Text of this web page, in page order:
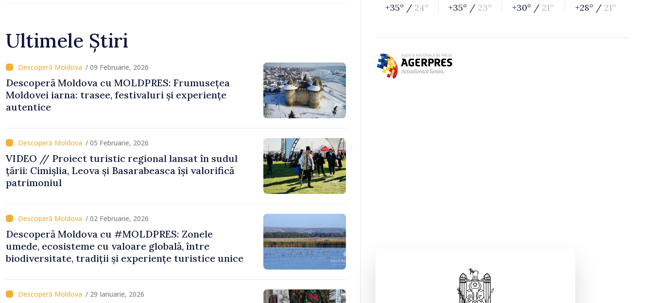
Ultimele Știri
/ 09 Februarie, 2026
Descoperă Moldova cu MOLDPRES: Frumusețea
Moldovei iarna: trasee, festivaluri și experiențe
autentice
/ 05 Februarie, 2026
VIDEO // Proiect turistic regional lansat în sudul
țării: Cimișlia, Leova și Basarabeasca își valorifică
patrimoniul
/ 02 Februarie, 2026
Descoperă Moldova cu #MOLDPRES: Zonele
umede, ecosisteme cu valoare globală, între
biodiversitate, tradiții și experiențe turistice unice
/ 29 Ianuarie, 2026
+35° / 24° +35° / 23° +30° / 21° +28° / 21°